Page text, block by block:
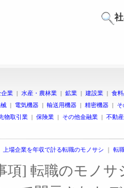
企業 | 水産・農林業 | 鉱業 | 建設業 | 食
| 電気機器 | 輸送用機器 | 精密機器 |
物取引業 | 保険業 | その他金融業 | 不動
上場企業を年収で計る転職のモノサシ ｜ 転
項] 転職のモノサ